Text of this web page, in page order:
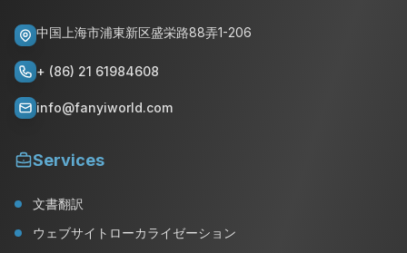
中国上海市浦東新区盛栄路88弄1-206
+ (86) 21 61984608
info@fanyiworld.com
Services
文書翻訳
ウェブサイトローカライゼーション